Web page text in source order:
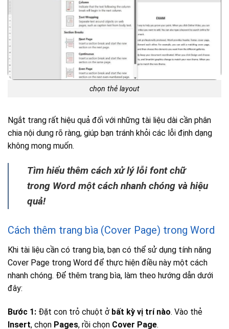
chọn thẻ layout
Ngắt trang rất hiệu quả đối với những tài liệu dài cần phân
chia nội dung rõ ràng, giúp bạn tránh khỏi các lỗi định dạng
không mong muốn.
Tìm hiểu thêm cách xử lý lỗi font chữ
trong Word một cách nhanh chóng và hiệu
quả!
Cách thêm trang bìa (Cover Page) trong Word
Khi tài liệu cần có trang bìa, bạn có thể sử dụng tính năng
Cover Page trong Word để thực hiện điều này một cách
nhanh chóng. Để thêm trang bìa, làm theo hướng dẫn dưới
đây:
Bước 1: Đặt con trỏ chuột ở bất kỳ vị trí nào. Vào thẻ
Insert, chọn Pages, rồi chọn Cover Page.